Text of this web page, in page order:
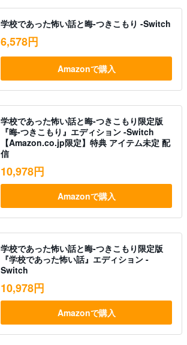
学校であった怖い話と晦-つきこもり -Switch
6,578円
Amazonで購入
学校であった怖い話と晦-つきこもり限定版
『晦-つきこもり』エディション -Switch
【Amazon.co.jp限定】特典 アイテム未定 配
信
10,978円
Amazonで購入
学校であった怖い話と晦-つきこもり限定版
『学校であった怖い話』エディション -
Switch
10,978円
Amazonで購入